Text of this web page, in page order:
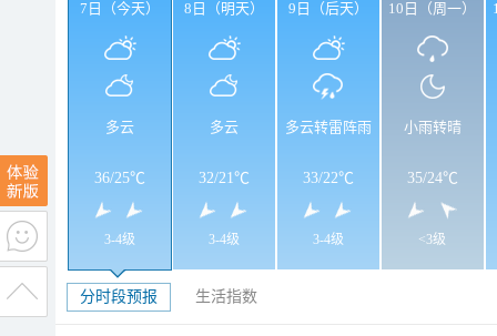
7日（今天）
多云
36/25℃
3-4级
8日（明天）
多云
32/21℃
3-4级
9日（后天）
多云转雷阵雨
33/22℃
3-4级
10日（周一）
小雨转晴
35/24℃
<3级
分时段预报 生活指数